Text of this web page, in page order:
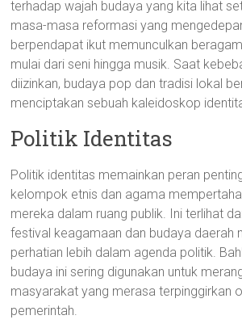
terhadap wajah budaya yang kita lihat
masa-masa reformasi yang
berpendapat ikut memunculkan
mulai dari seni hingga musik. Saat
diizinkan, budaya pop dan tradisi lokal
menciptakan sebuah kaleidoskop
Politik Identitas
Politik identitas memainkan peran
kelompok etnis dan agama
mereka dalam ruang publik. Ini terlihat
festival keagamaan dan budaya daerah
perhatian lebih dalam agenda politik.
budaya ini sering digunakan untuk
masyarakat yang merasa terpinggirkan
pemerintah.